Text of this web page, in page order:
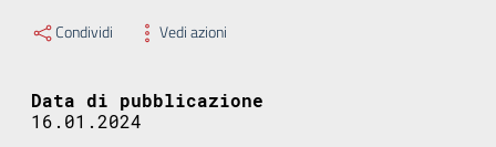
Condividi Vedi azioni
Data di pubblicazione
16.01.2024